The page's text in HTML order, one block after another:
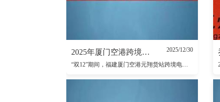
2025年厦门空港跨境电商出口突破1亿件 2025/12/30
“双12”期间，福建厦门空港元翔货站跨境电商出口区异常忙碌，一辆辆满载货物的叉车来回穿梭，货物传送带高速运转，一批装有鞋服、箱包等商品的跨境电商包裹“准备就绪”，将搭乘跨境电商空运专线飞往海外。